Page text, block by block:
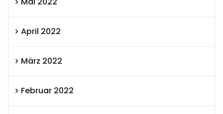
April 2022
März 2022
Februar 2022